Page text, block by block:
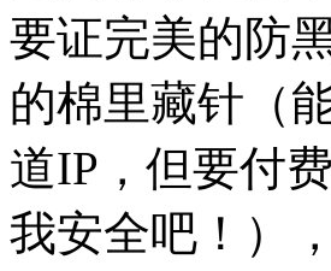
要证完美的防
的棉里藏针（
道IP，但要付
我安全吧！）